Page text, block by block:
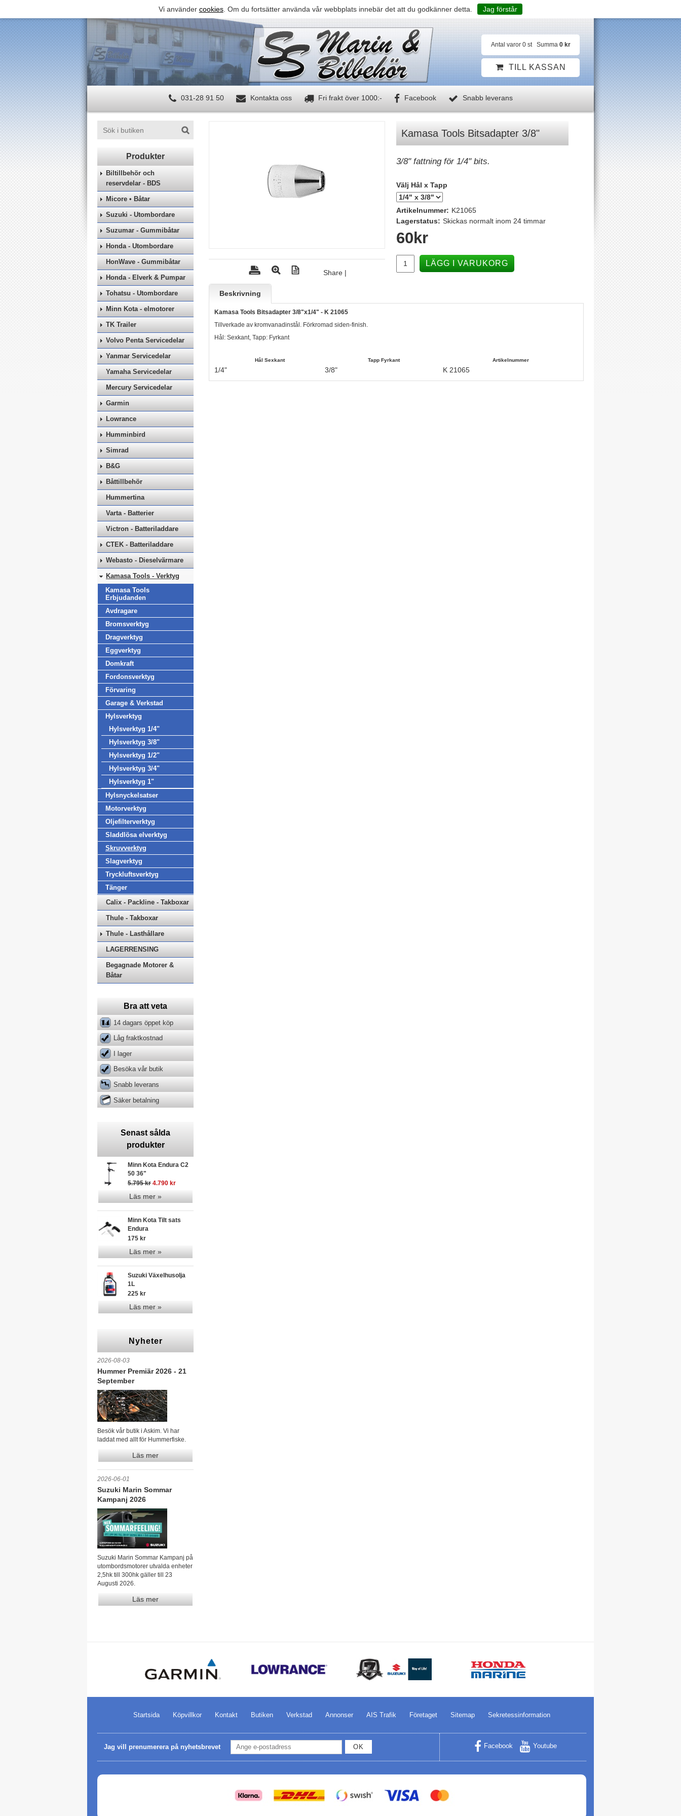
Vi använder cookies. Om du fortsätter använda vår webbplats innebär det att du godkänner detta. Jag förstår
Antal varor 0 st Summa 0 kr
TILL KASSAN
031-28 91 50 Kontakta oss Fri frakt över 1000:- Facebook Snabb leverans
Biltillbehör och
reservdelar - BDS
Micore • Båtar
Suzuki - Utombordare
Suzumar - Gummibåtar
Honda - Utombordare
HonWave - Gummibåtar
Honda - Elverk & Pumpar
Tohatsu - Utombordare
Minn Kota - elmotorer
TK Trailer
Volvo Penta Servicedelar
Yanmar Servicedelar
Yamaha Servicedelar
Mercury Servicedelar
Garmin
Lowrance
Humminbird
Simrad
B&G
Båttillbehör
Hummertina
Varta - Batterier
Victron - Batteriladdare
CTEK - Batteriladdare
Webasto - Dieselvärmare
Kamasa Tools - Verktyg
Kamasa Tools
Erbjudanden
Avdragare
Bromsverktyg
Dragverktyg
Eggverktyg
Domkraft
Fordonsverktyg
Förvaring
Garage & Verkstad
Hylsverktyg
Hylsverktyg 1/4"
Hylsverktyg 3/8"
Hylsverktyg 1/2"
Hylsverktyg 3/4"
Hylsverktyg 1"
Hylsnyckelsatser
Motorverktyg
Oljefilterverktyg
Sladdlösa elverktyg
Skruvverktyg
Slagverktyg
Tryckluftsverktyg
Tänger
Calix - Packline - Takboxar
Thule - Takboxar
Thule - Lasthållare
LAGERRENSING
Begagnade Motorer &
Båtar
Bra att veta
14 dagars öppet köp
Låg fraktkostnad
I lager
Besöka vår butik
Snabb leverans
Säker betalning
Share |
Kamasa Tools Bitsadapter 3/8"
3/8" fattning för 1/4" bits.
Välj Hål x Tapp
Artikelnummer: K21065
Lagerstatus: Skickas normalt inom 24 timmar
60kr
LÄGG I VARUKORG
Beskrivning
Kamasa Tools Bitsadapter 3/8"x1/4" - K 21065
Tillverkade av kromvanadinstål. Förkromad siden-finish.
Hål: Sexkant, Tapp: Fyrkant
Hål Sexkant Tapp Fyrkant Artikelnummer
1/4" 3/8" K 21065
Senast sålda
produkter
Minn Kota Endura C2
50 36"
5.795 kr 4.790 kr
Läs mer »
Minn Kota Tilt sats
Endura
175 kr
Läs mer »
Suzuki Växelhusolja
1L
225 kr
Läs mer »
Nyheter
2026-08-03
Hummer Premiär 2026 - 21
September
Besök vår butik i Askim. Vi har
laddat med allt för Hummerfiske.
Läs mer
2026-06-01
Suzuki Marin Sommar
Kampanj 2026
Suzuki Marin Sommar Kampanj på
utombordsmotorer utvalda enheter
2,5hk till 300hk gäller till 23
Augusti 2026.
Läs mer
Startsida Köpvillkor Kontakt Butiken Verkstad Annonser AIS Trafik Företaget Sitemap Sekretessinformation
Jag vill prenumerera på nyhetsbrevet OK Facebook Youtube